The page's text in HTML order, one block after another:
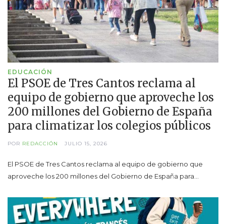
EDUCACIÓN
El PSOE de Tres Cantos reclama al
equipo de gobierno que aproveche los
200 millones del Gobierno de España
para climatizar los colegios públicos
POR REDACCIÓN JULIO 15, 2026
El PSOE de Tres Cantos reclama al equipo de gobierno que
aproveche los 200 millones del Gobierno de España para…